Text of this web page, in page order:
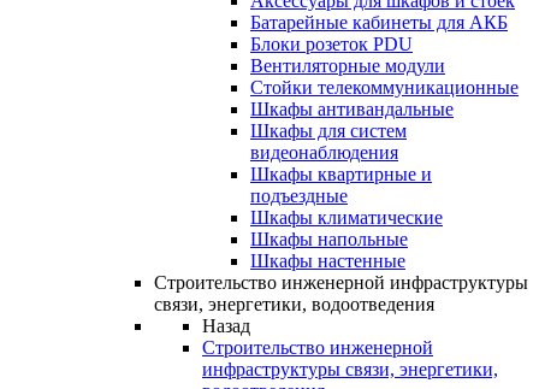
Батарейные кабинеты для АКБ
Блоки розеток PDU
Вентиляторные модули
Стойки телекоммуникационные
Шкафы антивандальные
Шкафы для систем
видеонаблюдения
Шкафы квартирные и
подъездные
Шкафы климатические
Шкафы напольные
Шкафы настенные
Строительство инженерной инфраструктуры
связи, энергетики, водоотведения
Назад
Строительство инженерной
инфраструктуры связи, энергетики,